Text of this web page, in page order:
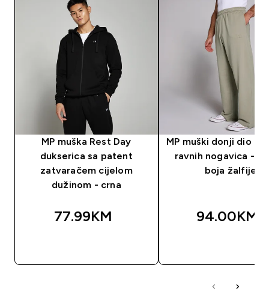
MP muška Rest Day
dukserica sa patent
zatvaračem cijelom
dužinom - crna
77.99KM‎
MP muški donji dio
ravnih nogavica -
boja žalfije
94.00KM‎